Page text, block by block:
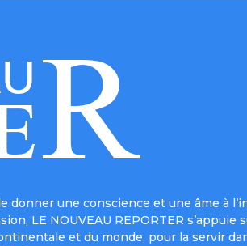
donner une conscience et une âme à
LE NOUVEAU REPORTER s’appuie
et du monde, pour la servir